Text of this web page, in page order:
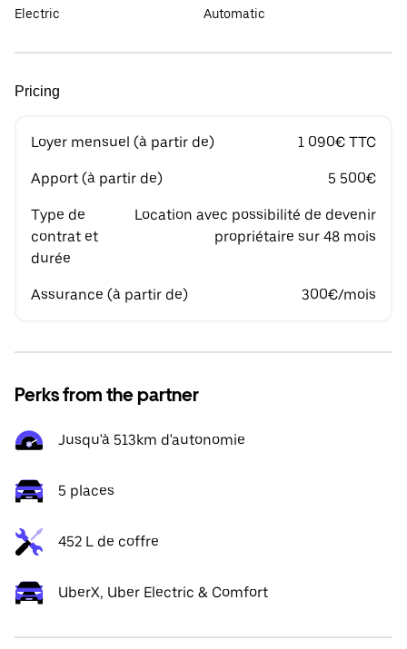
Electric
Automatic
Pricing
Loyer mensuel (à partir de) 1 090€ TTC
Apport (à partir de) 5 500€
Type de
contrat et
durée
Location avec possibilité de devenir
propriétaire sur 48 mois
Assurance (à partir de) 300€/mois
Perks from the partner
Jusqu'à 513km d'autonomie
5 places
452 L de coffre
UberX, Uber Electric & Comfort